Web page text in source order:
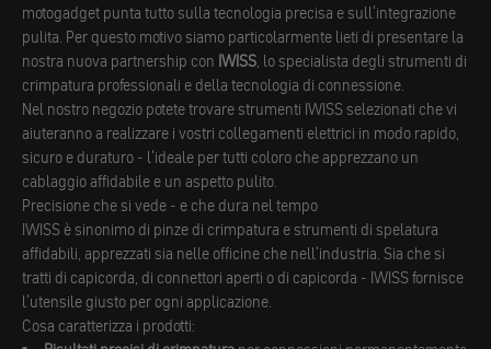
motogadget punta tutto sulla tecnologia precisa e sull'integrazione
pulita. Per questo motivo siamo particolarmente lieti di presentare la
nostra nuova partnership con IWISS, lo specialista degli strumenti di
crimpatura professionali e della tecnologia di connessione.
Nel nostro negozio potete trovare strumenti IWISS selezionati che vi
aiuteranno a realizzare i vostri collegamenti elettrici in modo rapido,
sicuro e duraturo - l'ideale per tutti coloro che apprezzano un
cablaggio affidabile e un aspetto pulito.
Precisione che si vede - e che dura nel tempo
IWISS è sinonimo di pinze di crimpatura e strumenti di spelatura
affidabili, apprezzati sia nelle officine che nell'industria. Sia che si
tratti di capicorda, di connettori aperti o di capicorda - IWISS fornisce
l'utensile giusto per ogni applicazione.
Cosa caratterizza i prodotti: